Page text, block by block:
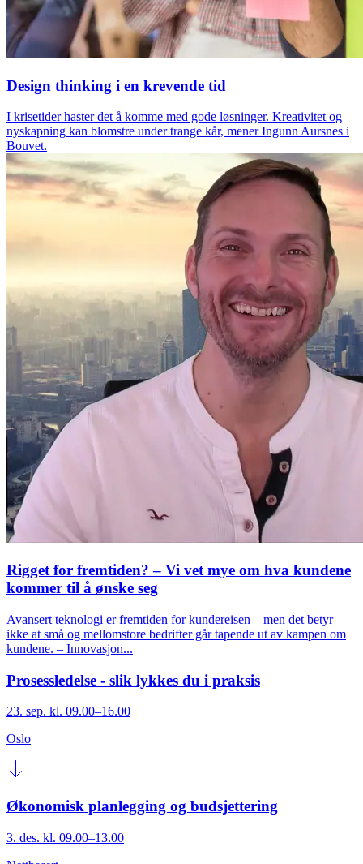
Design thinking i en krevende tid
I krisetider haster det å komme med gode løsninger. Kreativitet og
nyskapning kan blomstre under trange kår, mener Ingunn Aursnes i
Bouvet.
Rigget for fremtiden? – Vi vet mye om hva kundene
kommer til å ønske seg
Avansert teknologi er fremtiden for kundereisen – men det betyr
ikke at små og mellomstore bedrifter går tapende ut av kampen om
kundene. – Innovasjon...
Prosessledelse - slik lykkes du i praksis
23. sep. kl. 09.00–16.00
Oslo
Økonomisk planlegging og budsjettering
3. des. kl. 09.00–13.00